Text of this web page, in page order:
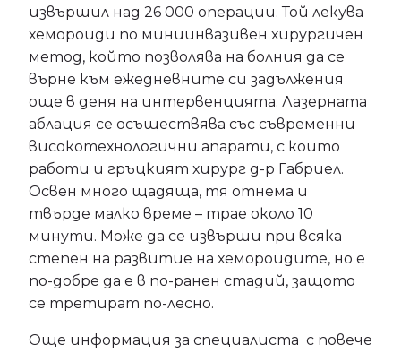
извършил над 26 000 операции. Той лекува
хемороиди по миниинвазивен хирургичен
метод, който позволява на болния да се
върне към ежедневните си задължения
още в деня на интервенцията. Лазерната
аблация се осъществява със съвременни
високотехнологични апарати, с които
работи и гръцкият хирург д-р Габриел.
Освен много щадяща, тя отнема и
твърде малко време – трае около 10
минути. Може да се извърши при всяка
степен на развитие на хемороидите, но е
по-добре да е в по-ранен стадий, защото
се третират по-лесно.
Още информация за специалиста с повече